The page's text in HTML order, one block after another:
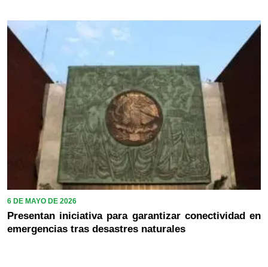
6 DE MAYO DE 2026
Presentan iniciativa para garantizar conectividad en
emergencias tras desastres naturales